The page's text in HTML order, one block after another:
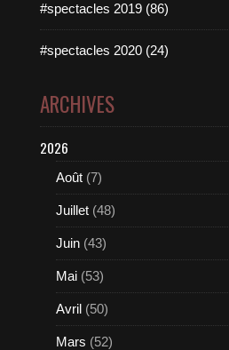
#spectacles 2019 (86)
#spectacles 2020 (24)
ARCHIVES
2026
Août (7)
Juillet (48)
Juin (43)
Mai (53)
Avril (50)
Mars (52)